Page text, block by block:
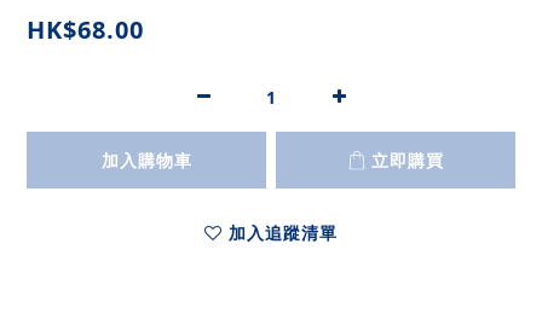
HK$68.00
加入購物車 立即購買
加入追蹤清單